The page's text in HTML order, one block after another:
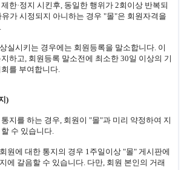
한·정지 시킨후, 동일한 행위가 2회이상 반복되
가 시정되지 아니하는 경우 "몰"은 회원자격을
실시키는 경우에는 회원등록을 말소합니다. 이
하고, 회원등록 말소전에 최소한 30일 이상의 기
를 부여합니다.
)
지를 하는 경우, 회원이 "몰"과 미리 약정하여 지
수 있습니다.
원에 대한 통지의 경우 1주일이상 "몰" 게시판에
에 갈음할 수 있습니다. 다만, 회원 본인의 거래